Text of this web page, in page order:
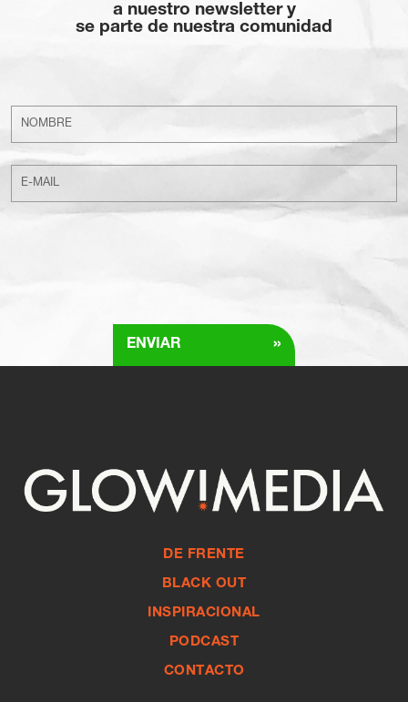
a nuestro newsletter y
se parte de nuestra comunidad
ENVIAR »
DE FRENTE
BLACK OUT
INSPIRACIONAL
PODCAST
CONTACTO